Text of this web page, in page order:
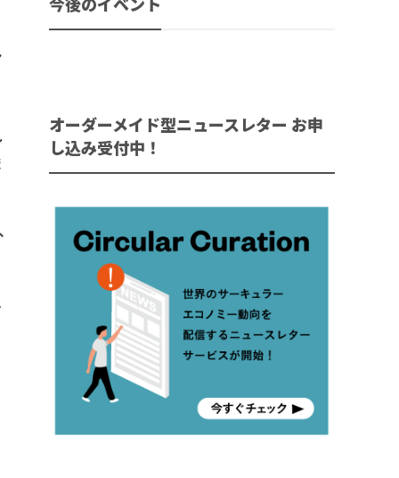
今後のイベント
オーダーメイド型ニュースレター お申
し込み受付中！